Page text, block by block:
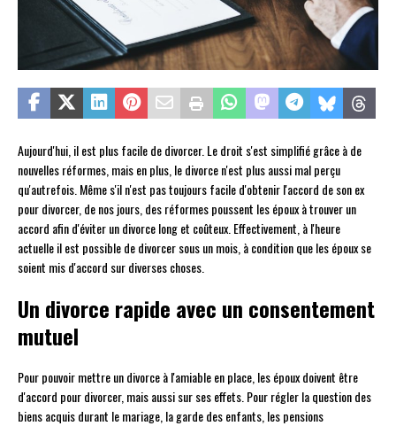
Aujourd'hui, il est plus facile de divorcer. Le droit s'est simplifié grâce à de
nouvelles réformes, mais en plus, le divorce n'est plus aussi mal perçu
qu'autrefois. Même s'il n'est pas toujours facile d'obtenir l'accord de son ex
pour divorcer, de nos jours, des réformes poussent les époux à trouver un
accord afin d'éviter un divorce long et coûteux. Effectivement, à l'heure
actuelle il est possible de divorcer sous un mois, à condition que les époux se
soient mis d'accord sur diverses choses.
Un divorce rapide avec un consentement
mutuel
Pour pouvoir mettre un divorce à l'amiable en place, les époux doivent être
d'accord pour divorcer, mais aussi sur ses effets. Pour régler la question des
biens acquis durant le mariage, la garde des enfants, les pensions